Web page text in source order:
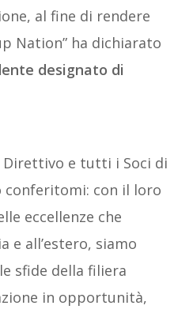
al fine di rendere
Nation” ha dichiarato
designato di
Direttivo e tutti i Soci di
conferitomi: con il loro
eccellenze che
e all’estero, siamo
sfide della filiera
in opportunità,